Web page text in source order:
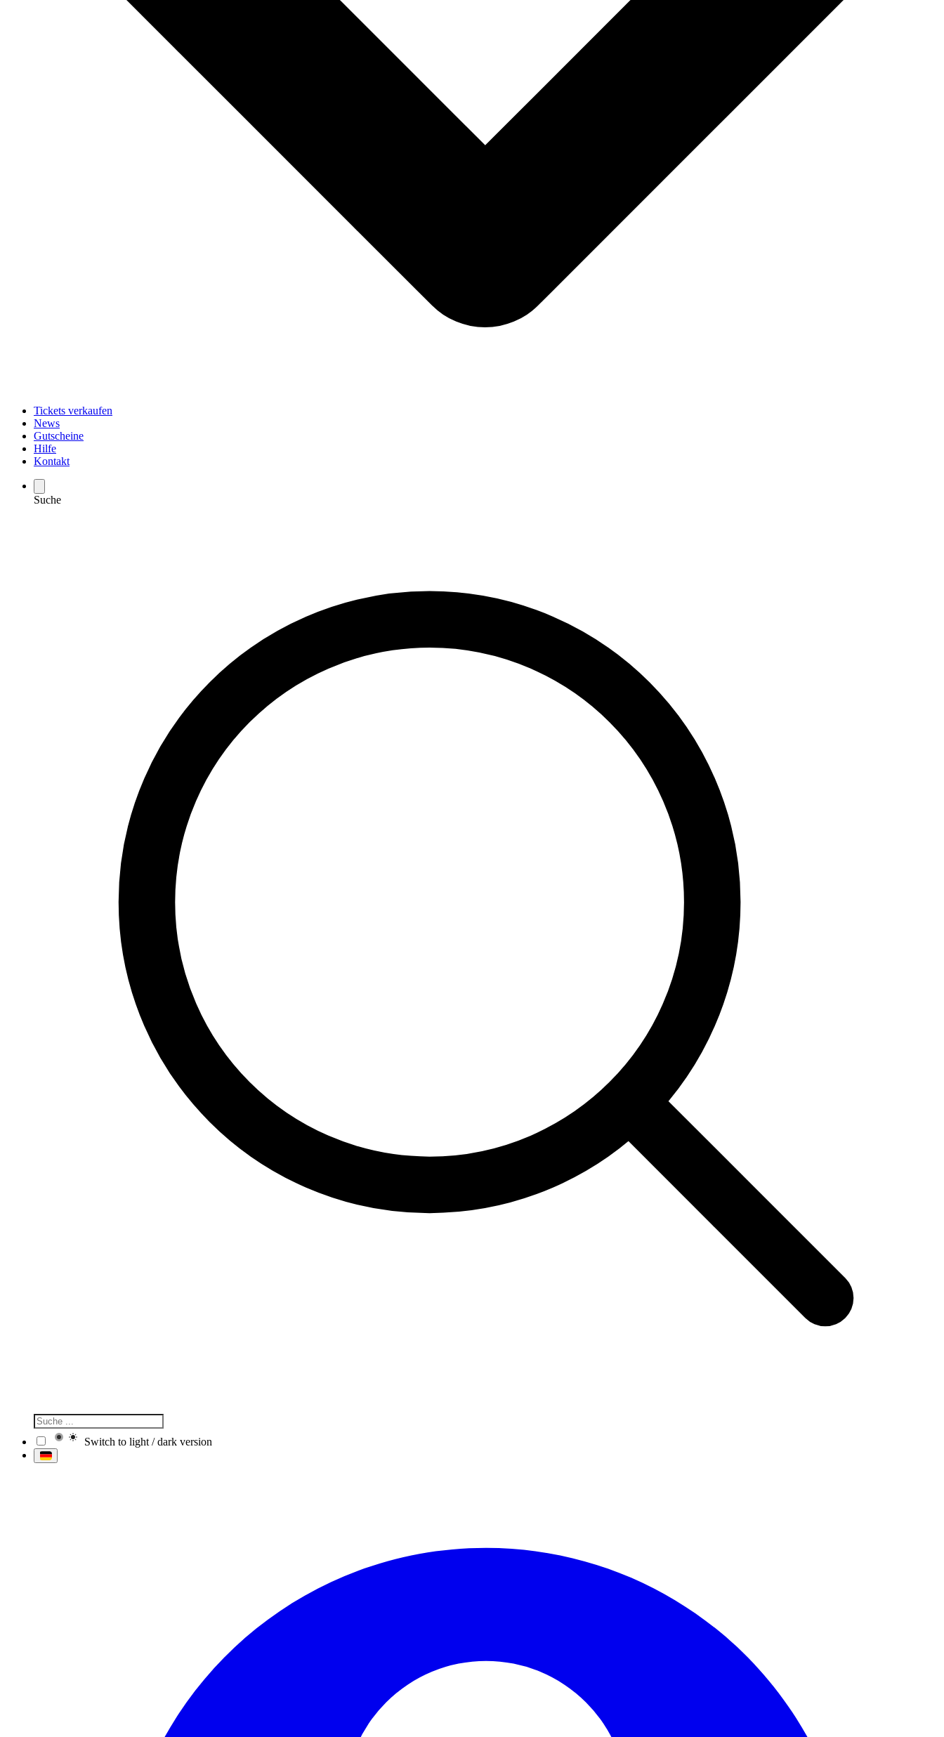
Tickets verkaufen
News
Gutscheine
Hilfe
Kontakt
Suche
Switch to light / dark version